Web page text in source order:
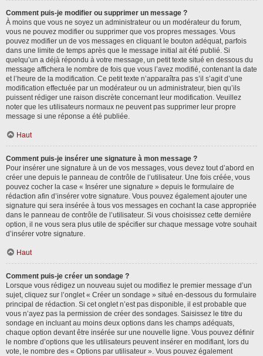
Comment puis-je modifier ou supprimer un message ?
À moins que vous ne soyez un administrateur ou un modérateur du forum,
vous ne pouvez modifier ou supprimer que vos propres messages. Vous
pouvez modifier un de vos messages en cliquant le bouton adéquat, parfois
dans une limite de temps après que le message initial ait été publié. Si
quelqu’un a déjà répondu à votre message, un petit texte situé en dessous du
message affichera le nombre de fois que vous l’avez modifié, contenant la date
et l’heure de la modification. Ce petit texte n’apparaîtra pas s’il s’agit d’une
modification effectuée par un modérateur ou un administrateur, bien qu’ils
puissent rédiger une raison discrète concernant leur modification. Veuillez
noter que les utilisateurs normaux ne peuvent pas supprimer leur propre
message si une réponse a été publiée.
Haut
Comment puis-je insérer une signature à mon message ?
Pour insérer une signature à un de vos messages, vous devez tout d’abord en
créer une depuis le panneau de contrôle de l’utilisateur. Une fois créée, vous
pouvez cocher la case « Insérer une signature » depuis le formulaire de
rédaction afin d’insérer votre signature. Vous pouvez également ajouter une
signature qui sera insérée à tous vos messages en cochant la case appropriée
dans le panneau de contrôle de l’utilisateur. Si vous choisissez cette dernière
option, il ne vous sera plus utile de spécifier sur chaque message votre souhait
d’insérer votre signature.
Haut
Comment puis-je créer un sondage ?
Lorsque vous rédigez un nouveau sujet ou modifiez le premier message d’un
sujet, cliquez sur l’onglet « Créer un sondage » situé en-dessous du formulaire
principal de rédaction. Si cet onglet n’est pas disponible, il est probable que
vous n’ayez pas la permission de créer des sondages. Saisissez le titre du
sondage en incluant au moins deux options dans les champs adéquats,
chaque option devant être insérée sur une nouvelle ligne. Vous pouvez définir
le nombre d’options que les utilisateurs peuvent insérer en modifiant, lors du
vote, le nombre des « Options par utilisateur ». Vous pouvez également